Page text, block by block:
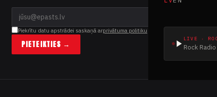
LIVE ·
Rock
Piekrītu datu apstrādei saskaņā arprivātuma politiku
PIETEIKTIES →